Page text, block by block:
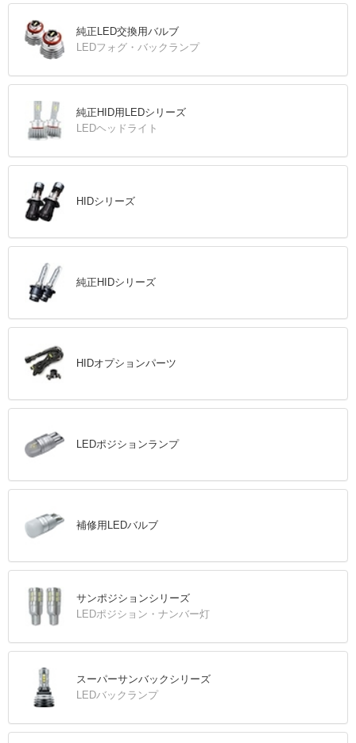
純正LED交換用バルブ
LEDフォグ・バックランプ
純正HID用LEDシリーズ
LEDヘッドライト
HIDシリーズ
純正HIDシリーズ
HIDオプションパーツ
LEDポジションランプ
補修用LEDバルブ
サンポジションシリーズ
LEDポジション・ナンバー灯
スーパーサンバックシリーズ
LEDバックランプ